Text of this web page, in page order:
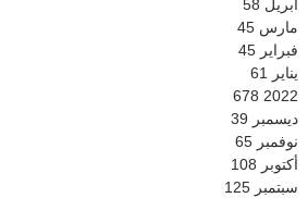
أبريل 58
مارس 45
فبراير 45
يناير 61
2022
678
ديسمبر 39
نوفمبر 65
أكتوبر 108
سبتمبر 125